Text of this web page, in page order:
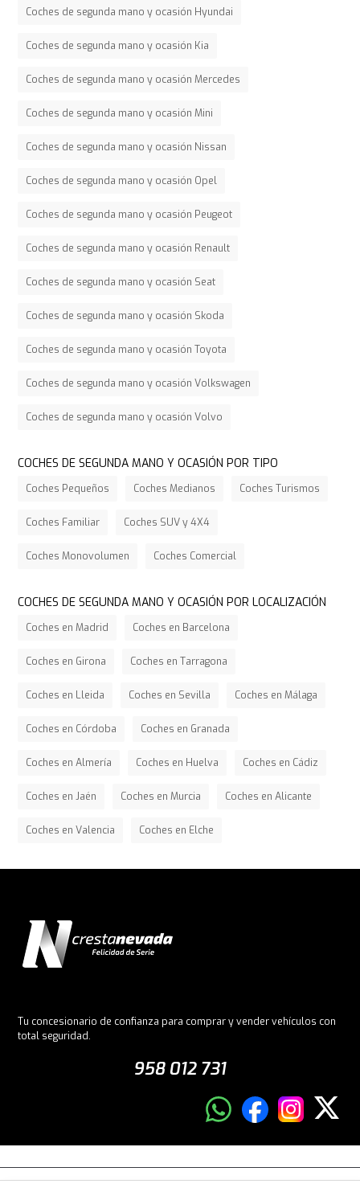
Coches de segunda mano y ocasión Hyundai
Coches de segunda mano y ocasión Kia
Coches de segunda mano y ocasión Mercedes
Coches de segunda mano y ocasión Mini
Coches de segunda mano y ocasión Nissan
Coches de segunda mano y ocasión Opel
Coches de segunda mano y ocasión Peugeot
Coches de segunda mano y ocasión Renault
Coches de segunda mano y ocasión Seat
Coches de segunda mano y ocasión Skoda
Coches de segunda mano y ocasión Toyota
Coches de segunda mano y ocasión Volkswagen
Coches de segunda mano y ocasión Volvo
COCHES DE SEGUNDA MANO Y OCASIÓN POR TIPO
Coches Pequeños Coches Medianos Coches Turismos
Coches Familiar Coches SUV y 4X4
Coches Monovolumen Coches Comercial
COCHES DE SEGUNDA MANO Y OCASIÓN POR LOCALIZACIÓN
Coches en Madrid Coches en Barcelona
Coches en Girona Coches en Tarragona
Coches en Lleida Coches en Sevilla Coches en Málaga
Coches en Córdoba Coches en Granada
Coches en Almería Coches en Huelva Coches en Cádiz
Coches en Jaén Coches en Murcia Coches en Alicante
Coches en Valencia Coches en Elche
Tu concesionario de confianza para comprar y vender vehículos con
total seguridad.
958 012 731